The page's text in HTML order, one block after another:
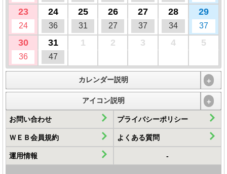
23
24
24
36
25
31
26
27
27
37
28
34
29
37
30
36
31
47
1 2 3 4 5
カレンダー説明 ＋
アイコン説明 ＋
お問い合わせ プライバシーポリシー
ＷＥＢ会員規約 よくある質問
運用情報 -